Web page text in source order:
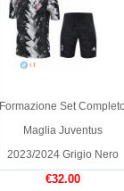
Formazione Set Completo
Maglia Juventus
2023/2024 Grigio Nero
€32.00